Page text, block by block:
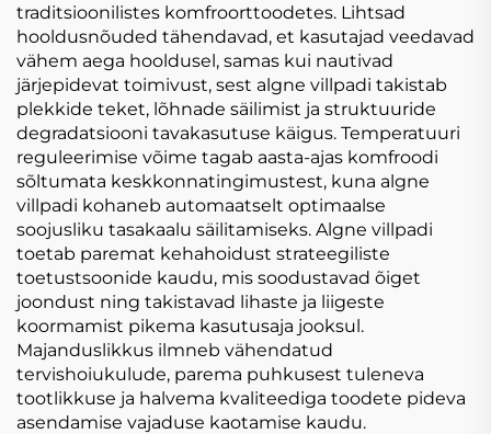
traditsioonilistes komfroorttoodetes. Lihtsad
hooldusnõuded tähendavad, et kasutajad veedavad
vähem aega hooldusel, samas kui nautivad
järjepidevat toimivust, sest algne villpadi takistab
plekkide teket, lõhnade säilimist ja struktuuride
degradatsiooni tavakasutuse käigus. Temperatuuri
reguleerimise võime tagab aasta-ajas komfroodi
sõltumata keskkonnatingimustest, kuna algne
villpadi kohaneb automaatselt optimaalse
soojusliku tasakaalu säilitamiseks. Algne villpadi
toetab paremat kehahoidust strateegiliste
toetustsoonide kaudu, mis soodustavad õiget
joondust ning takistavad lihaste ja liigeste
koormamist pikema kasutusaja jooksul.
Majanduslikkus ilmneb vähendatud
tervishoiukulude, parema puhkusest tuleneva
tootlikkuse ja halvema kvaliteediga toodete pideva
asendamise vajaduse kaotamise kaudu.